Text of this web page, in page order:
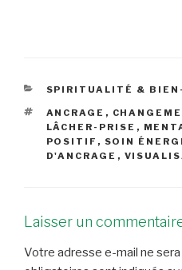
CATÉGORIES
SPIRITUALITÉ &
ÉTIQUETTES
ANCRAGE ,
LÂCHER-PRISE ,
POSITIF , SOIN
D'ANCRAGE ,
Laisser un
Votre adresse e-mail ne